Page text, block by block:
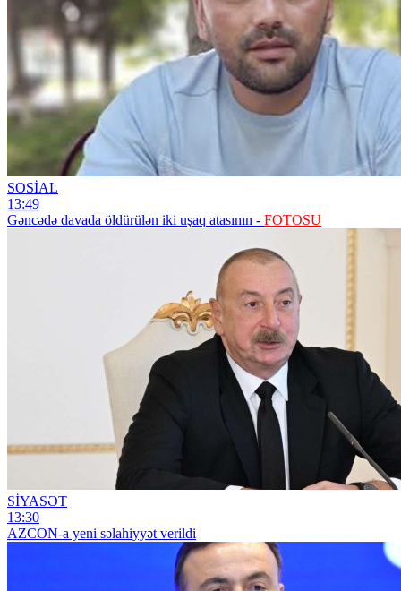
SOSİAL
13:49
Gəncədə davada öldürülən iki uşaq atasının - FOTOSU
SİYASƏT
13:30
AZCON-a yeni səlahiyyət verildi